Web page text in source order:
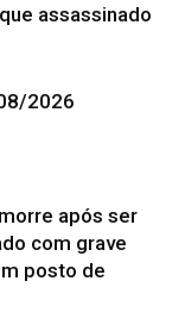
assassinado
2026
após ser
com grave
posto de